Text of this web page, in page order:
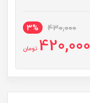
430,000
3%
420,000 تومان